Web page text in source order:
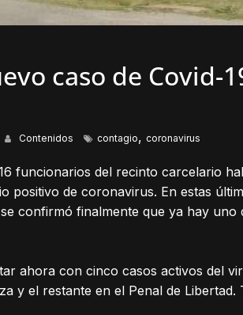
caso de Covid-
Contenidos contagio, coronavirus
funcionarios del recinto carcelario
positivo de coronavirus. En estas
confirmó finalmente que ya hay
ahora con cinco casos activos del
y el restante en el Penal de